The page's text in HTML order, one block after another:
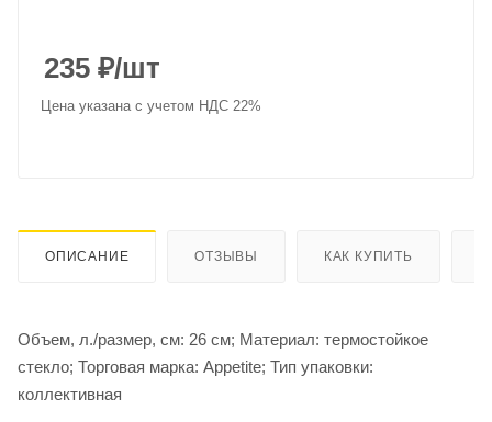
235 ₽/шт
Цена указана с учетом НДС 22%
ОПИСАНИЕ ОТЗЫВЫ КАК КУПИТЬ
Объем, л./размер, см: 26 см; Материал: термостойкое
стекло; Торговая марка: Appetite; Тип упаковки:
коллективная